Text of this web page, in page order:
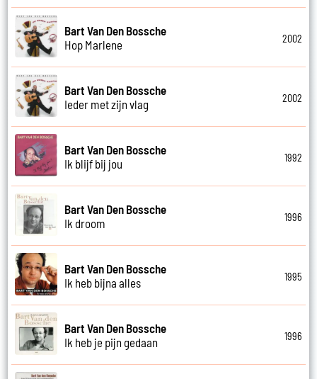
Bart Van Den Bossche
Hop Marlene
2002
Bart Van Den Bossche
Ieder met zijn vlag
2002
Bart Van Den Bossche
Ik blijf bij jou
1992
Bart Van Den Bossche
Ik droom
1996
Bart Van Den Bossche
Ik heb bijna alles
1995
Bart Van Den Bossche
Ik heb je pijn gedaan
1996